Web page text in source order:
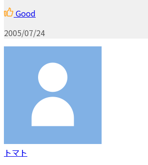
Good
2005/07/24
トマト